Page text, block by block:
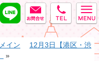
tel
MAIL
LINE
メイン
12月3日【港区・渋
»